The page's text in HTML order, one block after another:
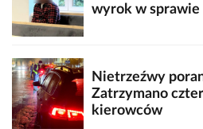
wyrok w sprawie
Nietrzeźwy
Zatrzymano
kierowców